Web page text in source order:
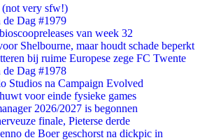
very sfw!)
de Dag #1979
van week 32
Shelbourne, maar houdt schade beperkt
bij ruime Europese zege FC Twente
de Dag #1978
Studios na Campaign Evolved
voor einde fysieke games
2026/2027 is begonnen
finale, Pieterse derde
de Boer geschorst na dickpic in